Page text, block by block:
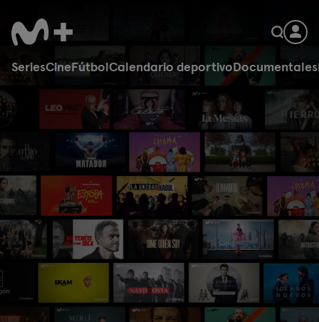
SeriesCineFútbolCalendario deportivoDocumentales